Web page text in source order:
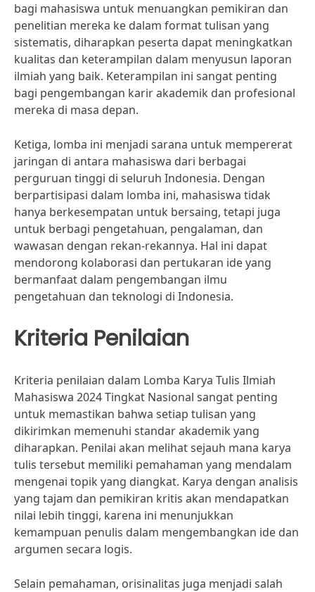
bagi mahasiswa untuk menuangkan pemikiran dan
penelitian mereka ke dalam format tulisan yang
sistematis, diharapkan peserta dapat meningkatkan
kualitas dan keterampilan dalam menyusun laporan
ilmiah yang baik. Keterampilan ini sangat penting
bagi pengembangan karir akademik dan profesional
mereka di masa depan.
Ketiga, lomba ini menjadi sarana untuk mempererat
jaringan di antara mahasiswa dari berbagai
perguruan tinggi di seluruh Indonesia. Dengan
berpartisipasi dalam lomba ini, mahasiswa tidak
hanya berkesempatan untuk bersaing, tetapi juga
untuk berbagi pengetahuan, pengalaman, dan
wawasan dengan rekan-rekannya. Hal ini dapat
mendorong kolaborasi dan pertukaran ide yang
bermanfaat dalam pengembangan ilmu
pengetahuan dan teknologi di Indonesia.
Kriteria Penilaian
Kriteria penilaian dalam Lomba Karya Tulis Ilmiah
Mahasiswa 2024 Tingkat Nasional sangat penting
untuk memastikan bahwa setiap tulisan yang
dikirimkan memenuhi standar akademik yang
diharapkan. Penilai akan melihat sejauh mana karya
tulis tersebut memiliki pemahaman yang mendalam
mengenai topik yang diangkat. Karya dengan analisis
yang tajam dan pemikiran kritis akan mendapatkan
nilai lebih tinggi, karena ini menunjukkan
kemampuan penulis dalam mengembangkan ide dan
argumen secara logis.
Selain pemahaman, orisinalitas juga menjadi salah